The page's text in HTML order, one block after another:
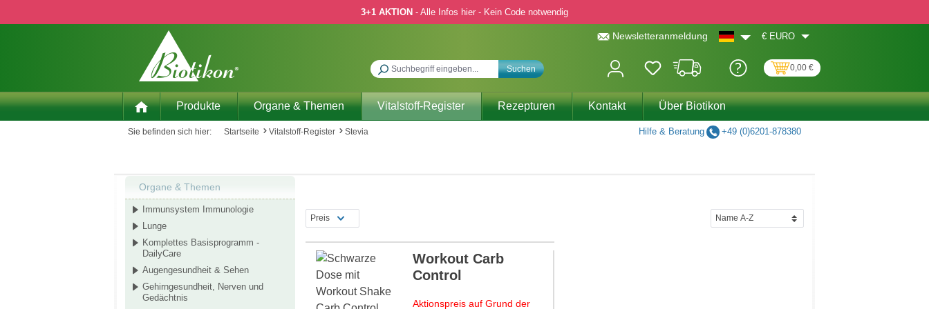
3+1 AKTION - Alle Infos hier - Kein Code notwendig
Newsletteranmeldung € EURO
Suchen 0,00 €
Produkte Organe & Themen Vitalstoff-Register Rezepturen Kontakt Über Biotikon
Sie befinden sich hier: Startseite Vitalstoff-Register Stevia Hilfe & Beratung +49 (0)6201-878380
Organe & Themen
Immunsystem Immunologie
Lunge
Komplettes Basisprogramm -
DailyCare
Augengesundheit & Sehen
Gehirngesundheit, Nerven und
Gedächtnis
Preis
Workout Carb
Control
Aktionspreis auf Grund der